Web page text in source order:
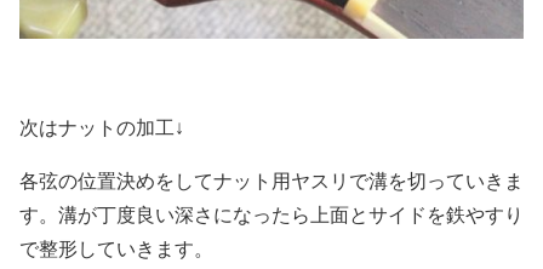
次はナットの加工↓
各弦の位置決めをしてナット用ヤスリで溝を切っていきま
す。溝が丁度良い深さになったら上面とサイドを鉄やすり
で整形していきます。